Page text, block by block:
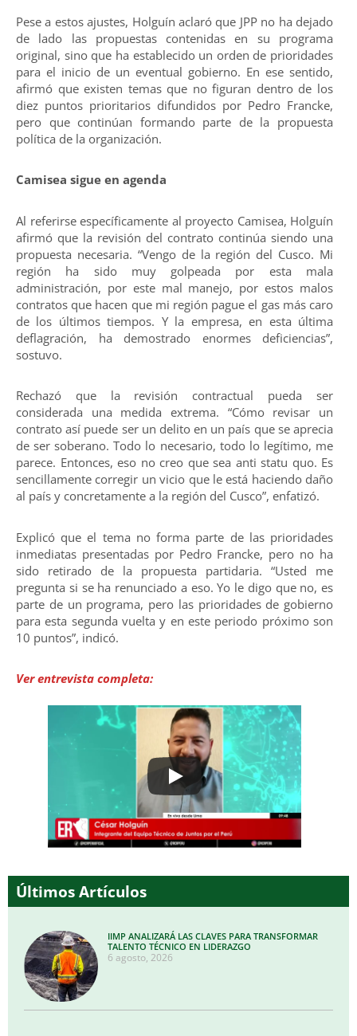
Pese a estos ajustes, Holguín aclaró que JPP no ha dejado
de lado las propuestas contenidas en su programa
original, sino que ha establecido un orden de prioridades
para el inicio de un eventual gobierno. En ese sentido,
afirmó que existen temas que no figuran dentro de los
diez puntos prioritarios difundidos por Pedro Francke,
pero que continúan formando parte de la propuesta
política de la organización.
Camisea sigue en agenda
Al referirse específicamente al proyecto Camisea, Holguín
afirmó que la revisión del contrato continúa siendo una
propuesta necesaria. “Vengo de la región del Cusco. Mi
región ha sido muy golpeada por esta mala
administración, por este mal manejo, por estos malos
contratos que hacen que mi región pague el gas más caro
de los últimos tiempos. Y la empresa, en esta última
deflagración, ha demostrado enormes deficiencias”,
sostuvo.
Rechazó que la revisión contractual pueda ser
considerada una medida extrema. “Cómo revisar un
contrato así puede ser un delito en un país que se aprecia
de ser soberano. Todo lo necesario, todo lo legítimo, me
parece. Entonces, eso no creo que sea anti statu quo. Es
sencillamente corregir un vicio que le está haciendo daño
al país y concretamente a la región del Cusco”, enfatizó.
Explicó que el tema no forma parte de las prioridades
inmediatas presentadas por Pedro Francke, pero no ha
sido retirado de la propuesta partidaria. “Usted me
pregunta si se ha renunciado a eso. Yo le digo que no, es
parte de un programa, pero las prioridades de gobierno
para esta segunda vuelta y en este periodo próximo son
10 puntos”, indicó.
Ver entrevista completa:
Últimos Artículos
IIMP ANALIZARÁ LAS CLAVES PARA TRANSFORMAR
TALENTO TÉCNICO EN LIDERAZGO
6 agosto, 2026